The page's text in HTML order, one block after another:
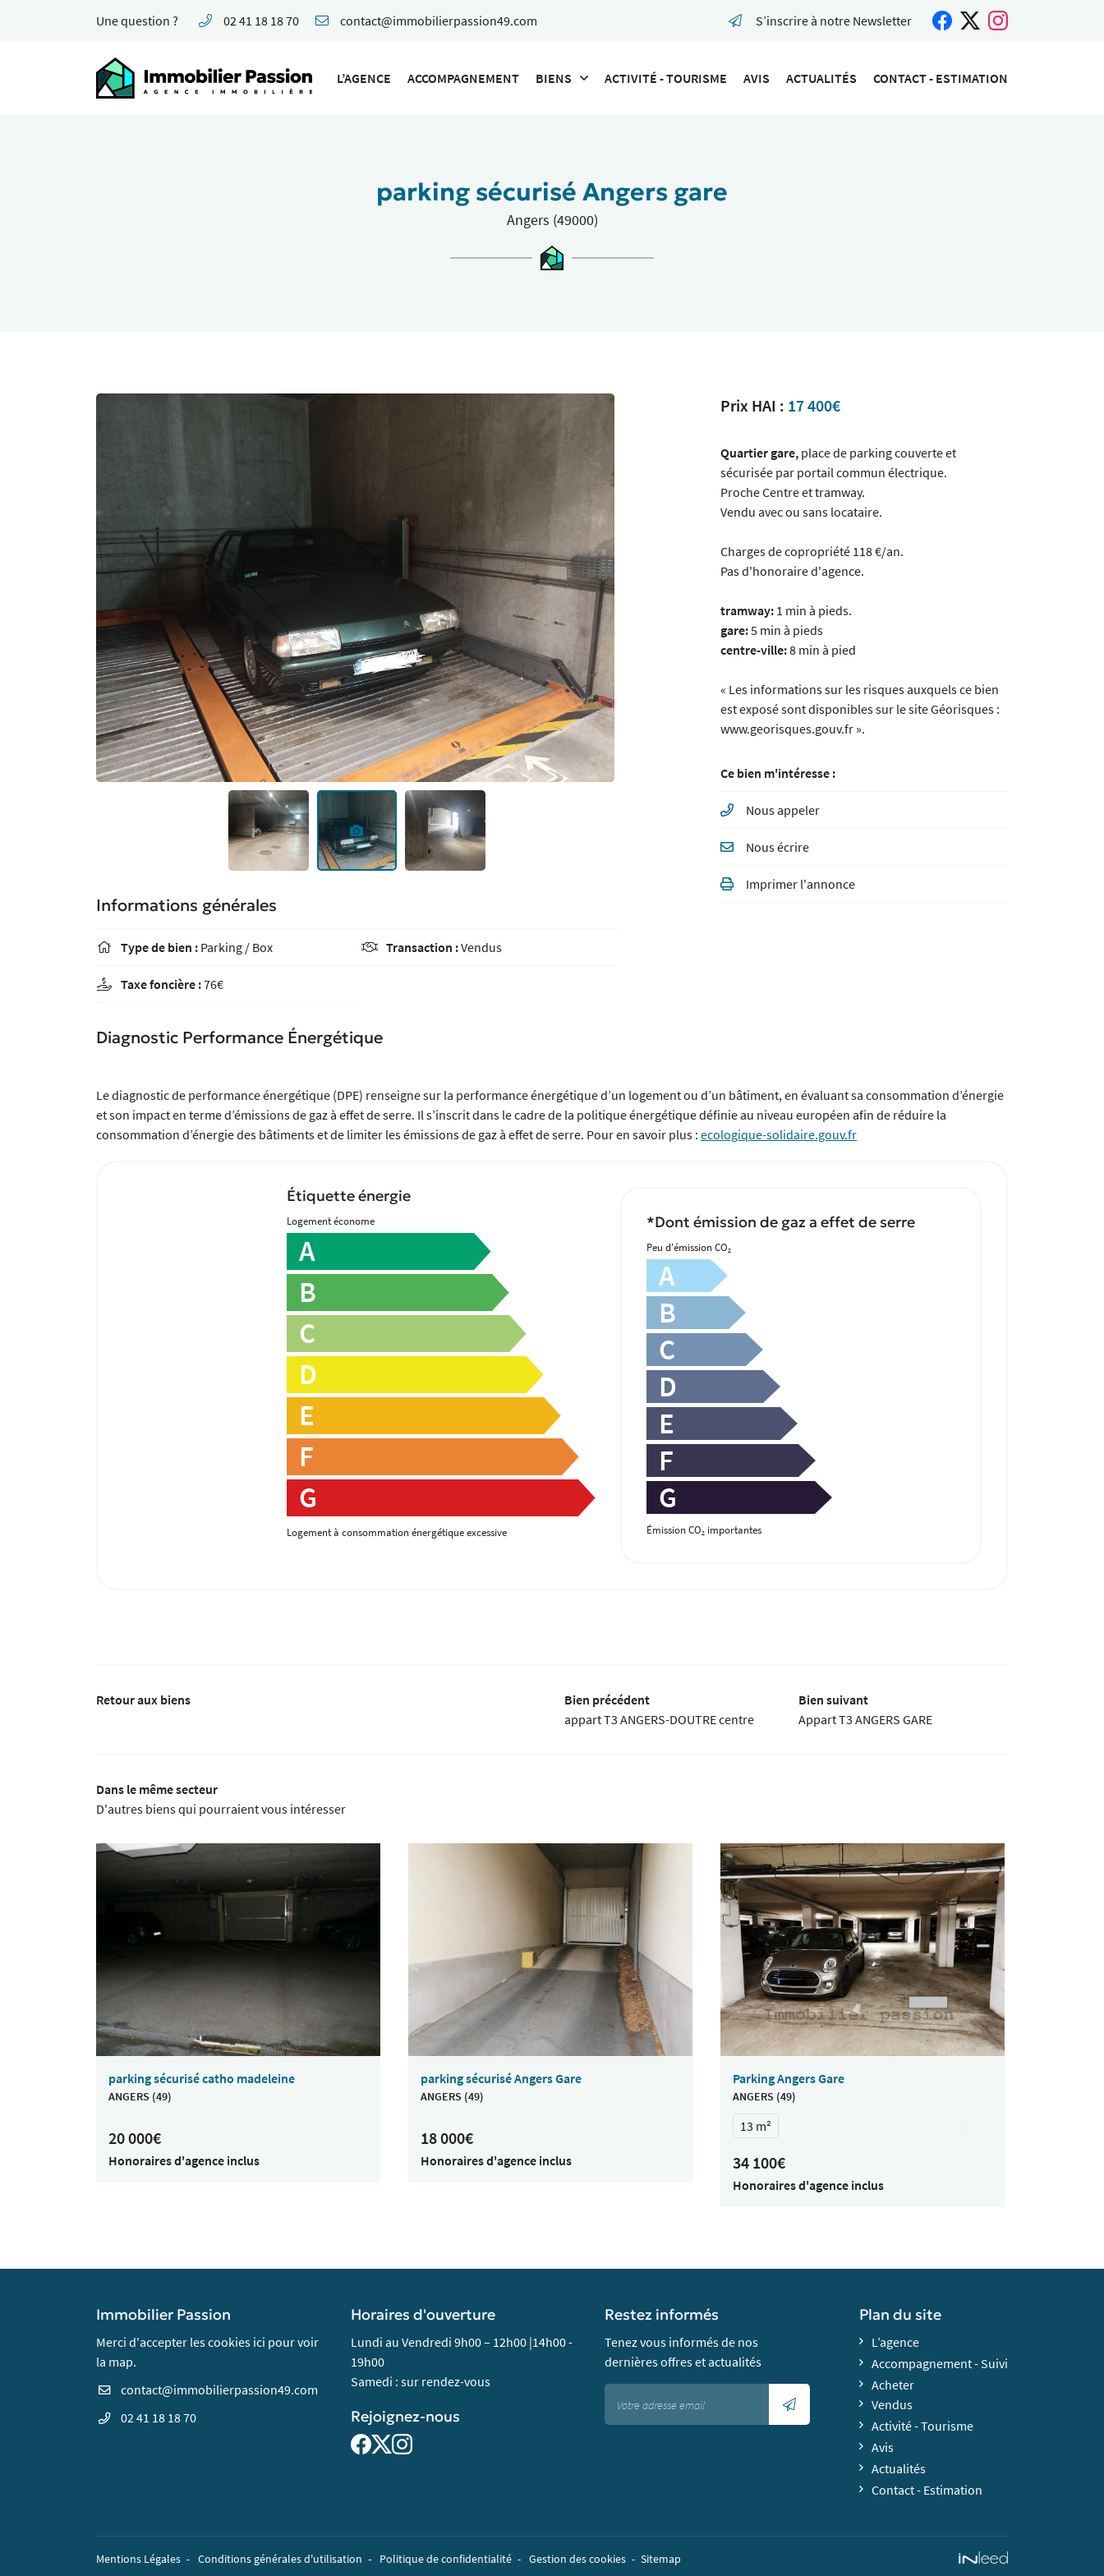
Une question ? 02 41 18 18 70 S’inscrire à notre Newsletter
L’AGENCE ACCOMPAGNEMENT BIENS ACTIVITÉ - TOURISME AVIS ACTUALITÉS CONTACT - ESTIMATION
parking sécurisé Angers gare
Angers (49000)
Prix HAI : 17 400€
Quartier gare, place de parking couverte et
sécurisée par portail commun électrique.
Proche Centre et tramway.
Vendu avec ou sans locataire.
Charges de copropriété 118 €/an.
Pas d'honoraire d'agence.
tramway: 1 min à pieds.
gare:5 min à pieds
centre-ville:8 min à pied
« Les informations sur les risques auxquels ce bien
est exposé sont disponibles sur le site Géorisques :
www.georisques.gouv.fr ».
Ce bien m'intéresse :
Nous appeler
Nous écrire
Imprimer l'annonce
Informations générales
 Type de bien : Parking / Box  Transaction :Vendus
 Taxe foncière :76€
Diagnostic Performance Énergétique
Le diagnostic de performance énergétique (DPE) renseigne sur la performance énergétique d’un logement ou d’un bâtiment, en évaluant sa consommation d’énergie
et son impact en terme d’émissions de gaz à effet de serre. Il s’inscrit dans le cadre de la politique énergétique définie au niveau européen afin de réduire la
consommation d’énergie des bâtiments et de limiter les émissions de gaz à effet de serre. Pour en savoir plus : ecologique-solidaire.gouv.fr
Étiquette énergie
Logement économe
A
B
C
D
E
F
G
Logement à consommation énergétique excessive
*Dont émission de gaz a effet de serre
Peu d'émission CO2
A
B
C
D
E
F
G
Émission CO2 importantes
Retour aux biens
Bien précédent
appart T3 ANGERS-DOUTRE centre
Bien suivant
Appart T3 ANGERS GARE
Dans le même secteur
D'autres biens qui pourraient vous intéresser
parking sécurisé catho madeleine
ANGERS (49)
20 000€
Honoraires d'agence inclus
parking sécurisé Angers Gare
ANGERS (49)
18 000€
Honoraires d'agence inclus
Parking Angers Gare
ANGERS (49)
13 m²
34 100€
Honoraires d'agence inclus
Immobilier Passion
Merci d'accepter les cookies ici pour voir
la map.
02 41 18 18 70
Horaires d'ouverture
Lundi au Vendredi 9h00 – 12h00 |14h00 -
19h00
Samedi : sur rendez-vous
Rejoignez-nous
Restez informés
Tenez vous informés de nos
dernières offres et actualités
Plan du site
L’agence
Accompagnement - Suivi
Acheter
Vendus
Activité - Tourisme
Avis
Actualités
Contact - Estimation
Mentions Légales Conditions générales d'utilisation Politique de confidentialité Gestion des cookies Sitemap